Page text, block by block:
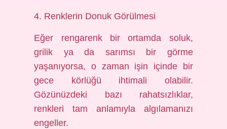
4. Renklerin Donuk Görülmesi
Eğer rengarenk bir ortamda soluk,
grilik ya da sarımsı bir görme
yaşanıyorsa, o zaman işin içinde bir
gece körlüğü ihtimali olabilir.
Gözünüzdeki bazı rahatsızlıklar,
renkleri tam anlamıyla algılamanızı
engeller.